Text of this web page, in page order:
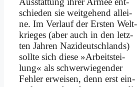
schie­den sie weit­ge­hend al­lei­
ne. Im Ver­lauf der Er­sten Welt­
krie­ges (aber auch in den letz­
ten Jah­ren Na­zi­deutsch­lands)
soll­te sich die­se »Ar­beits­tei­
lung« als schwer­wie­gen­der
Feh­ler er­wei­sen, denn erst ein­